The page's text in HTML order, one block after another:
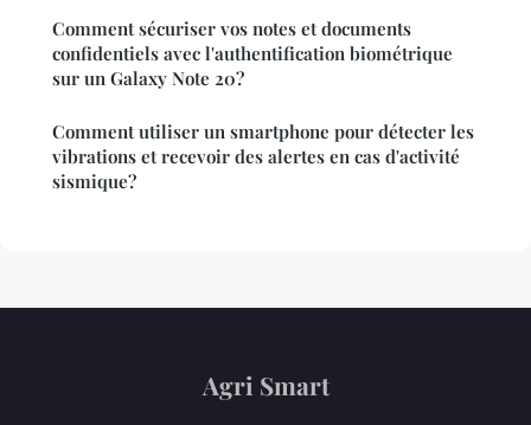
Comment sécuriser vos notes et documents
confidentiels avec l'authentification biométrique
sur un Galaxy Note 20?
Comment utiliser un smartphone pour détecter les
vibrations et recevoir des alertes en cas d'activité
sismique?
Agri Smart